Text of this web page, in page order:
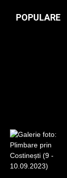
POPULARE